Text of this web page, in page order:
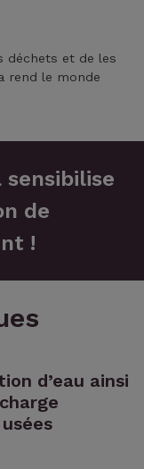
déchets et de les
rend le monde
sensibilise
de
!
d’eau ainsi